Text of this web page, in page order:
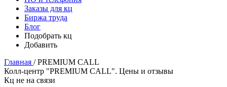
Заказы для кц
Биржа труда
Блог
Подобрать кц
Добавить
Главная / PREMIUM CALL
Колл-центр "PREMIUM CALL". Цены и отзывы
Кц не на связи